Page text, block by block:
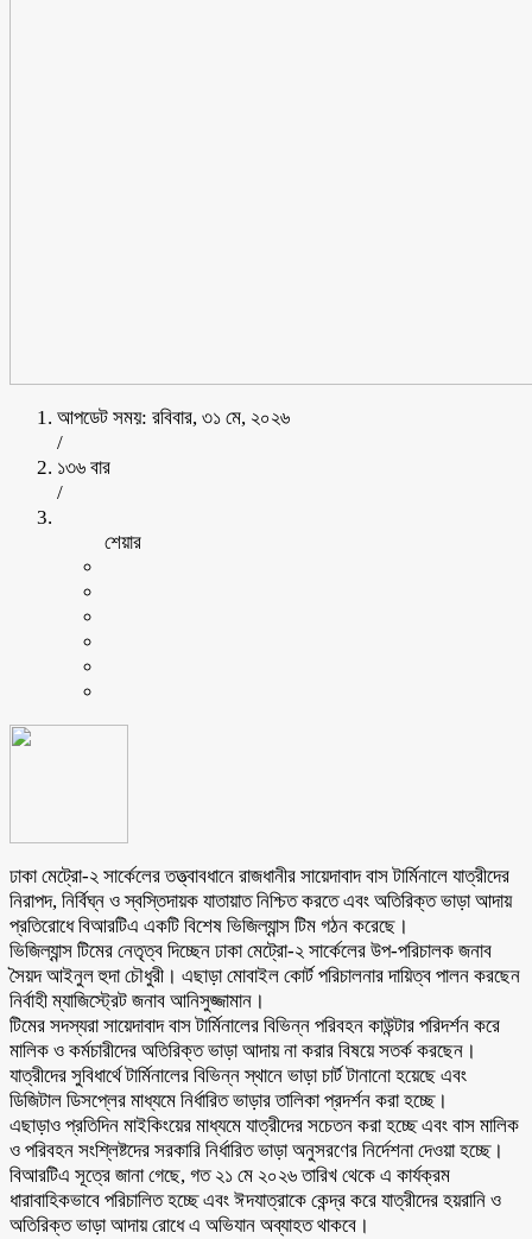
আপডেট সময়: রবিবার, ৩১ মে, ২০২৬
/
১৩৬ বার
/
শেয়ার
ঢাকা মেট্রো-২ সার্কেলের তত্ত্বাবধানে রাজধানীর সায়েদাবাদ বাস টার্মিনালে যাত্রীদের
নিরাপদ, নির্বিঘ্ন ও স্বস্তিদায়ক যাতায়াত নিশ্চিত করতে এবং অতিরিক্ত ভাড়া আদায়
প্রতিরোধে বিআরটিএ একটি বিশেষ ভিজিল্যান্স টিম গঠন করেছে।
ভিজিল্যান্স টিমের নেতৃত্ব দিচ্ছেন ঢাকা মেট্রো-২ সার্কেলের উপ-পরিচালক জনাব
সৈয়দ আইনুল হুদা চৌধুরী। এছাড়া মোবাইল কোর্ট পরিচালনার দায়িত্ব পালন করছেন
নির্বাহী ম্যাজিস্ট্রেট জনাব আনিসুজ্জামান।
টিমের সদস্যরা সায়েদাবাদ বাস টার্মিনালের বিভিন্ন পরিবহন কাউন্টার পরিদর্শন করে
মালিক ও কর্মচারীদের অতিরিক্ত ভাড়া আদায় না করার বিষয়ে সতর্ক করছেন।
যাত্রীদের সুবিধার্থে টার্মিনালের বিভিন্ন স্থানে ভাড়া চার্ট টানানো হয়েছে এবং
ডিজিটাল ডিসপ্লের মাধ্যমে নির্ধারিত ভাড়ার তালিকা প্রদর্শন করা হচ্ছে।
এছাড়াও প্রতিদিন মাইকিংয়ের মাধ্যমে যাত্রীদের সচেতন করা হচ্ছে এবং বাস মালিক
ও পরিবহন সংশ্লিষ্টদের সরকারি নির্ধারিত ভাড়া অনুসরণের নির্দেশনা দেওয়া হচ্ছে।
বিআরটিএ সূত্রে জানা গেছে, গত ২১ মে ২০২৬ তারিখ থেকে এ কার্যক্রম
ধারাবাহিকভাবে পরিচালিত হচ্ছে এবং ঈদযাত্রাকে কেন্দ্র করে যাত্রীদের হয়রানি ও
অতিরিক্ত ভাড়া আদায় রোধে এ অভিযান অব্যাহত থাকবে।